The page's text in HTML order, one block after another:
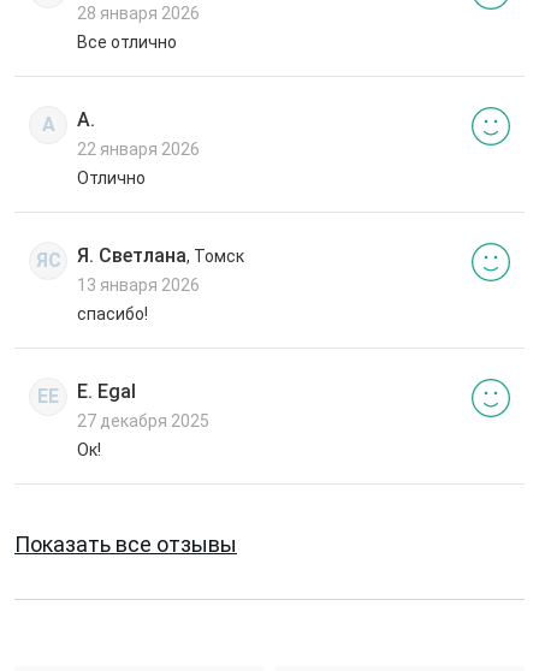
28 января 2026
Все отлично
А А.
22 января 2026
Отлично
ЯС Я. Светлана, Томск
13 января 2026
спасибо!
EE E. Egal
27 декабря 2025
Ок!
Показать все отзывы